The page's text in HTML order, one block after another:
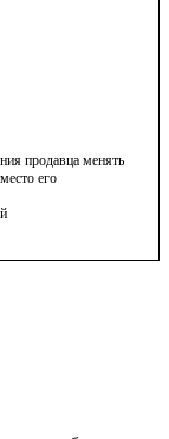
продавца менять
его